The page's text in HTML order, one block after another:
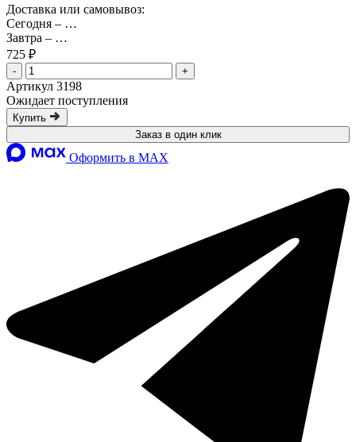
Доставка или самовывоз:
Сегодня – …
Завтра – …
725 ₽
- +
Артикул 3198
Ожидает поступления
Купить
Заказ в один клик
Оформить в MAX